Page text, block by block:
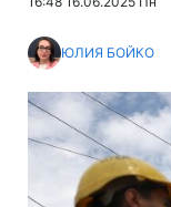
ЮЛИЯ БОЙКО